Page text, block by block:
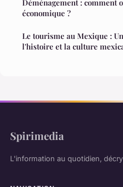
Déménagement : comment
économique ?
Le tourisme au Mexique :
l'histoire et la culture
Spirimedia
L'information au quotidien,